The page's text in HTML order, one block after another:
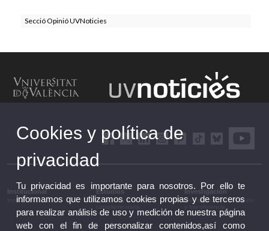
Secció Opinió UVNoticies
Institucional
Institucional
Estudios
Estudios y formación
Investigación
Investigación, innovación
Cookies y política de
privacidad
Tu privacidad es importante para nosotros. Por ello te
informamos que utilizamos cookies propias y de terceros
para realizar análisis de uso y medición de nuestra página
web con el fin de personalizar contenidos,así como